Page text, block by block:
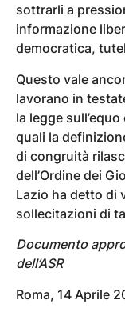
sottrarli a
informazione
democratica,
Questo vale
lavorano in
la legge
quali la
di congruità
dell’Ordine dei
Lazio ha detto di
sollecitazioni di
Documento
dell’ASR
Roma, 14 Aprile